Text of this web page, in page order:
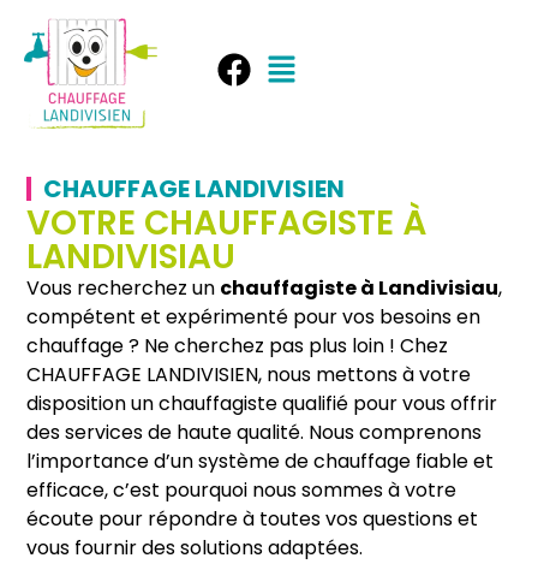
CHAUFFAGE LANDIVISIEN
VOTRE CHAUFFAGISTE À
LANDIVISIAU
Vous recherchez un chauffagiste à Landivisiau,
compétent et expérimenté pour vos besoins en
chauffage ? Ne cherchez pas plus loin ! Chez
CHAUFFAGE LANDIVISIEN, nous mettons à votre
disposition un chauffagiste qualifié pour vous offrir
des services de haute qualité. Nous comprenons
l’importance d’un système de chauffage fiable et
efficace, c’est pourquoi nous sommes à votre
écoute pour répondre à toutes vos questions et
vous fournir des solutions adaptées.